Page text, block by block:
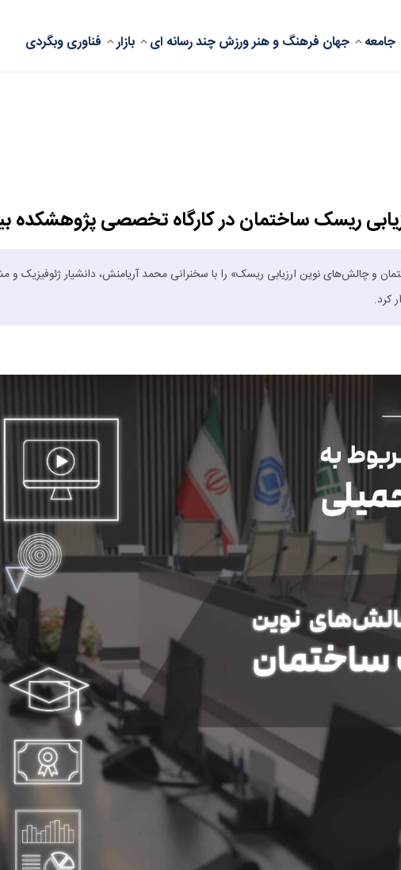
جامعه جهان فرهنگ و هنرورزشچند رسانه ای بازار فناوریوبگردی
ریسک ساختمان در کارگاه تخصصی پژوهشکده
و چالش‌های نوین ارزیابی ریسک» را با سخنرانی محمد آریامنش، دانشیار ژئوفیزیک و
کرد.